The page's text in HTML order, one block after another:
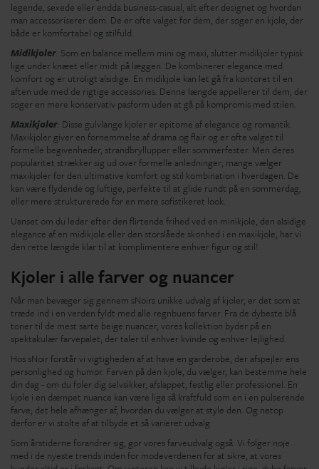
legende, sexede eller endda business-casual, alt efter designet og hvordan
man accessoriserer dem. De er ofte valget for dem, der søger en kjole, der
både er komfortabel og stilfuld.
Midikjoler: Som en balance mellem mini og maxi, slutter midikjoler typisk
lige under knæet eller midt på læggen. De kombinerer elegance med
komfort og er utroligt alsidige. En midikjole kan let gå fra kontoret til en
aften ude med de rigtige accessories. Denne længde appellerer til dem, der
søger en mere konservativ pasform uden at gå på kompromis med stilen.
Maxikjoler: Disse gulvlange kjoler er epitome af elegance og romantik.
Maxikjoler giver en fornemmelse af drama og flair og er ofte valget til
formelle begivenheder, strandbryllupper eller sommerfester. Men deres
popularitet strækker sig ud over formelle anledninger; mange vælger
maxikjoler for den ultimative komfort og stil kombination i hverdagen. De
kan være flydende og luftige, perfekte til at glide rundt på en sommerdag,
eller mere strukturerede for en mere sofistikeret look.
Uanset om du leder efter den flirtende frihed ved en minikjole, den alsidige
elegance af en midikjole eller den storslåede skønhed i en maxikjole, har vi
den rette længde klar til at komplimentere enhver figur og stil!
Kjoler i alle farver og nuancer
Når man bevæger sig gennem sNoirs unikke udvalg af kjoler, er det som at
træde ind i en verden fyldt med alle regnbuens farver. Fra de dybeste blå
toner til de mest sarte beige nuancer, vores kollektion byder på en
spektakulær farvepalet, der taler til enhver kvinde og enhver lejlighed.
Hos sNoir forstår vi vigtigheden af at have en garderobe, der afspejler ens
personlighed og humør. Farven på den kjole, du vælger, kan bestemme hele
din dag - om du føler dig selvsikker, afslappet, festlig eller professionel. En
kjole i en dæmpet nuance kan være lige så kraftfuld som en i en pulserende
farve; det hele afhænger af, hvordan du vælger at style den. Og netop
derfor er vi stolte af at tilbyde et så varieret udvalg.
Som årstiderne forandrer sig, gør vores farveudvalg også. Vi følger nøje
med i de nyeste trends inden for modeverdenen for at sikre, at vores